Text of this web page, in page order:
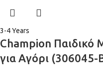
3-4 Years
Champion Παιδικό
για Αγόρι (306045-